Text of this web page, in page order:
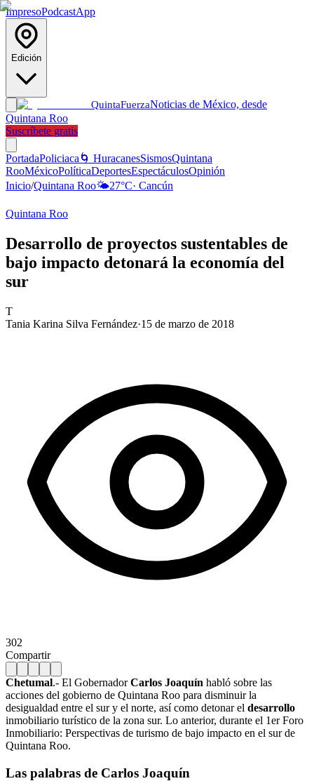
ImpresoPodcastApp
Edición
QuintaFuerzaNoticias de México, desde
Quintana Roo
Suscríbete gratis
PortadaPoliciaca 🌀 HuracanesSismosQuintana
RooMéxicoPolíticaDeportesEspectáculosOpinión
Inicio/Quintana Roo🌤️27°C· Cancún
Quintana Roo
Desarrollo de proyectos sustentables de
bajo impacto detonará la economía del
sur
T
Tania Karina Silva Fernández·15 de marzo de 2018
302
Compartir
Chetumal.- El GobernadorCarlos Joaquín habló sobre las
acciones del gobierno de Quintana Roo para disminuir la
desigualdad entre el sur y el norte, así como detonar el desarrollo
inmobiliario turístico de la zona sur. Lo anterior, durante el 1er Foro
Inmobiliario: Perspectivas de turismo de bajo impacto en el sur de
Quintana Roo.
Las palabras de Carlos Joaquín